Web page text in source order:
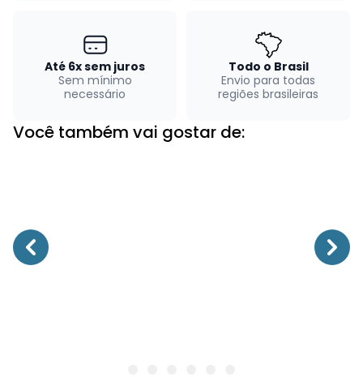
Até 6x sem juros
Sem mínimo
necessário
Todo o Brasil
Envio para todas
regiões brasileiras
Você também vai gostar de: